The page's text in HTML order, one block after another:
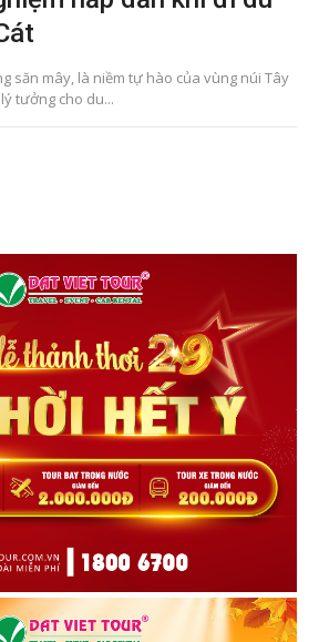
săn mây, là niềm tự hào của vùng núi Tây
tưởng cho du...